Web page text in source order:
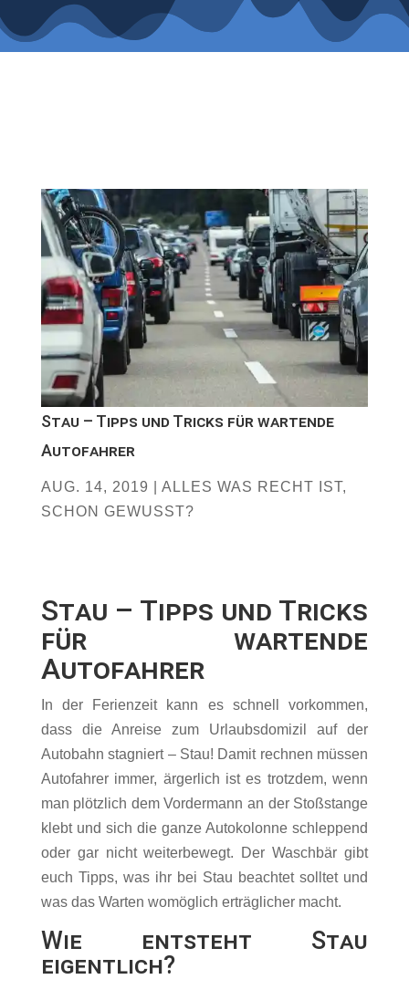
Stau – Tipps und Tricks für wartende
Autofahrer
AUG. 14, 2019 ALLES WAS RECHT IST,
SCHON GEWUSST?
Stau – Tipps und Tricks
für wartende
Autofahrer
In der Ferienzeit kann es schnell vorkommen,
dass die Anreise zum Urlaubsdomizil auf der
Autobahn stagniert – Stau! Damit rechnen müssen
Autofahrer immer, ärgerlich ist es trotzdem, wenn
man plötzlich dem Vordermann an der Stoßstange
klebt und sich die ganze Autokolonne schleppend
oder gar nicht weiterbewegt. Der Waschbär gibt
euch Tipps, was ihr bei Stau beachtet solltet und
was das Warten womöglich erträglicher macht.
Wie entsteht Stau
eigentlich?